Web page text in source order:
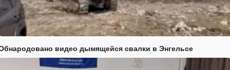
видео дымящейся свалки в Энгельсе